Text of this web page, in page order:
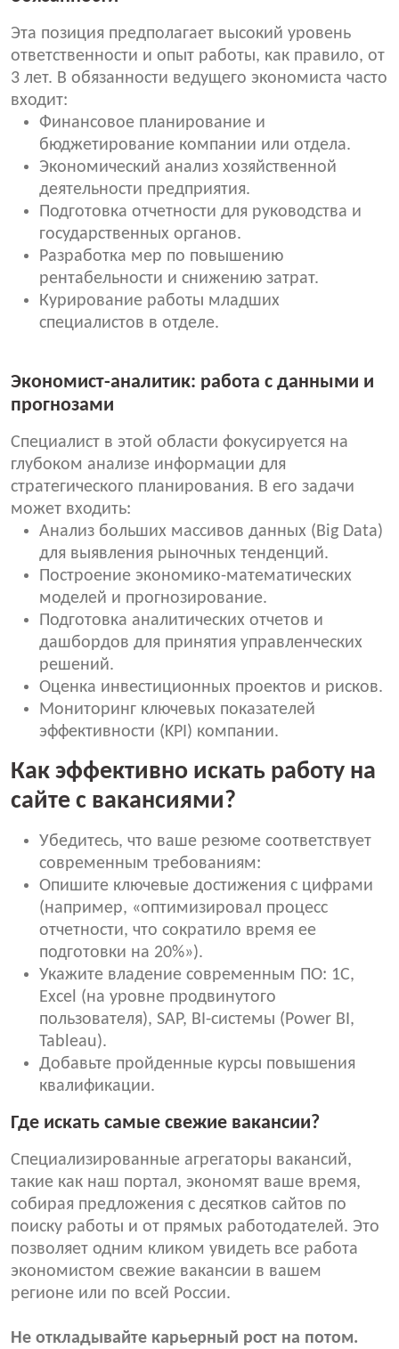
Эта позиция предполагает высокий уровень
ответственности и опыт работы, как правило, от
3 лет. В обязанности ведущего экономиста часто
входит:
Финансовое планирование и
бюджетирование компании или отдела.
Экономический анализ хозяйственной
деятельности предприятия.
Подготовка отчетности для руководства и
государственных органов.
Разработка мер по повышению
рентабельности и снижению затрат.
Курирование работы младших
специалистов в отделе.
Экономист-аналитик: работа с данными и
прогнозами
Специалист в этой области фокусируется на
глубоком анализе информации для
стратегического планирования. В его задачи
может входить:
Анализ больших массивов данных (Big Data)
для выявления рыночных тенденций.
Построение экономико-математических
моделей и прогнозирование.
Подготовка аналитических отчетов и
дашбордов для принятия управленческих
решений.
Оценка инвестиционных проектов и рисков.
Мониторинг ключевых показателей
эффективности (KPI) компании.
Как эффективно искать работу на
сайте с вакансиями?
Убедитесь, что ваше резюме соответствует
современным требованиям:
Опишите ключевые достижения с цифрами
(например, «оптимизировал процесс
отчетности, что сократило время ее
подготовки на 20%»).
Укажите владение современным ПО: 1С,
Excel (на уровне продвинутого
пользователя), SAP, BI-системы (Power BI,
Tableau).
Добавьте пройденные курсы повышения
квалификации.
Где искать самые свежие вакансии?
Специализированные агрегаторы вакансий,
такие как наш портал, экономят ваше время,
собирая предложения с десятков сайтов по
поиску работы и от прямых работодателей. Это
позволяет одним кликом увидеть все работа
экономистом свежие вакансии в вашем
регионе или по всей России.
Не откладывайте карьерный рост на потом.